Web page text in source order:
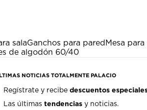
salaGanchos para pared Mesa para
de algodón 60/40
NOTICIAS TOTALMENTE PALACIO
Regístrate y recibedescuentos
Las últimastendencias y noticias.